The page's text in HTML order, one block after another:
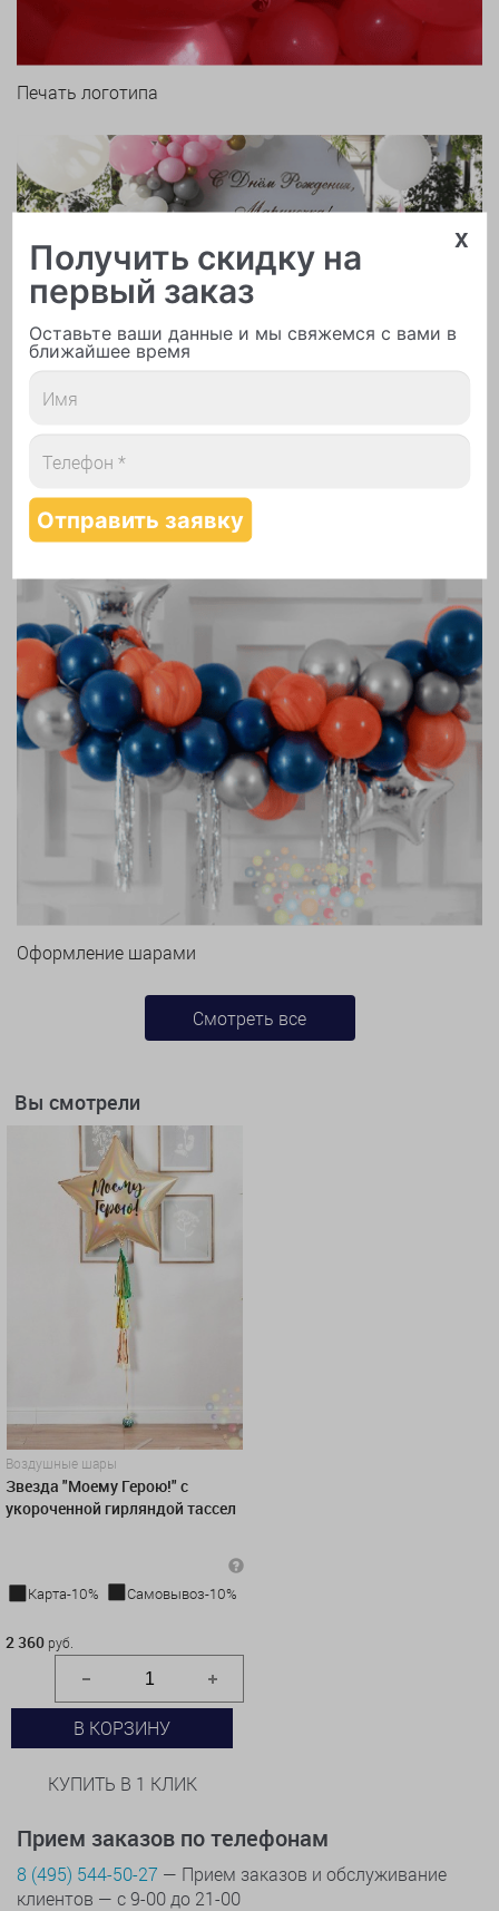
Печать логотипа
Арки и гирлянды из шаров
Надутие шаров гелием
Оформление шарами
Смотреть все
Вы смотрели
Воздушные шары
Звезда "Моему Герою!" с
укороченной гирляндой тассел
Карта-10%
Самовывоз-10%
2 360 руб.
В КОРЗИНУ
КУПИТЬ В 1 КЛИК
Прием заказов по телефонам
8 (495) 544-50-27 — Прием заказов и обслуживание
клиентов — с 9-00 до 21-00
x
Получить скидку на
первый заказ
Оставьте ваши данные и мы свяжемся с вами в
ближайшее время